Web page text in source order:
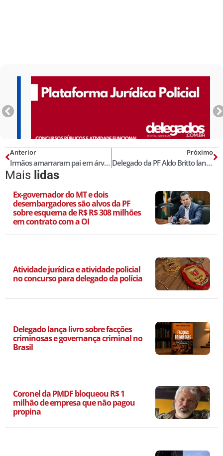
Anterior
Irmãos amarraram pai em árvore e o agrediram a pauladas até a morte por acharem que ele matou a mãe, diz delegado
Próximo
Delegado da PF Aldo Britto lança livro sobre direito policial
Mais lidas
Ex-governador do MT e dois
desembargadores são alvos da PF
sobre esquema de R$ R$ 308 milhões
em contrato com a OI
Atividade jurídica e atividade policial
no concurso para delegado da polícia
Delegado lança livro sobre facções
criminosas e governança criminal no
Brasil
Coronel da PMDF bloqueou R$ 1
milhão de empresa que não pagou
propina